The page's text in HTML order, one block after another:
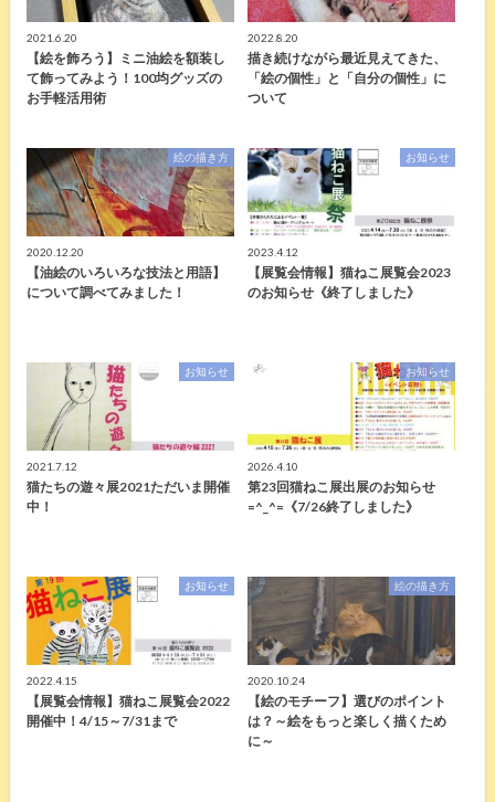
2021.6.20
【絵を飾ろう】ミニ油絵を額装し
て飾ってみよう！100均グッズの
お手軽活用術
2022.8.20
描き続けながら最近見えてきた、
「絵の個性」と「自分の個性」に
ついて
絵の描き方
2020.12.20
【油絵のいろいろな技法と用語】
について調べてみました！
お知らせ
2023.4.12
【展覧会情報】猫ねこ展覧会2023
のお知らせ《終了しました》
お知らせ
2021.7.12
猫たちの遊々展2021ただいま開催
中！
お知らせ
2026.4.10
第23回猫ねこ展出展のお知らせ
=^_^=《7/26終了しました》
お知らせ
2022.4.15
【展覧会情報】猫ねこ展覧会2022
開催中！4/15～7/31まで
絵の描き方
2020.10.24
【絵のモチーフ】選びのポイント
は？～絵をもっと楽しく描くため
に～